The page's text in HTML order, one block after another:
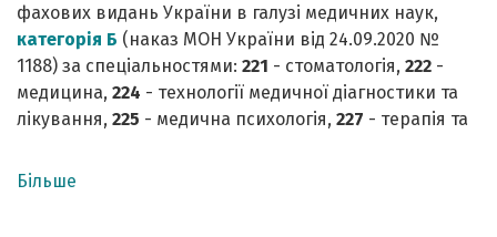
фахових видань України в галузі медичних наук,
категорія Б (наказ МОН України від 24.09.2020 №
1188) за спеціальностями: 221 - стоматологія, 222 -
медицина, 224 - технології медичної діагностики та
лікування, 225 - медична психологія, 227 - терапія та
Print ISSN
Більше